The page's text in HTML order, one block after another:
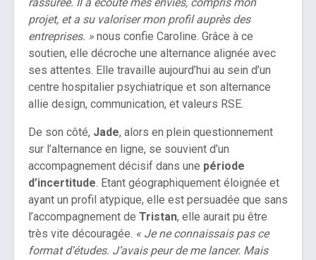
rassurée. Il a écouté mes envies, compris mon
projet, et a su valoriser mon profil auprès des
entreprises. » nous confie Caroline. Grâce à ce
soutien, elle décroche une alternance alignée avec
ses attentes. Elle travaille aujourd’hui au sein d’un
centre hospitalier psychiatrique et son alternance
allie design, communication, et valeurs RSE.
De son côté, Jade, alors en plein questionnement
sur l’alternance en ligne, se souvient d’un
accompagnement décisif dans une période
d’incertitude. Etant géographiquement éloignée et
ayant un profil atypique, elle est persuadée que sans
l’accompagnement de Tristan, elle aurait pu être
très vite découragée. « Je ne connaissais pas ce
format d’études. J’avais peur de me lancer. Mais